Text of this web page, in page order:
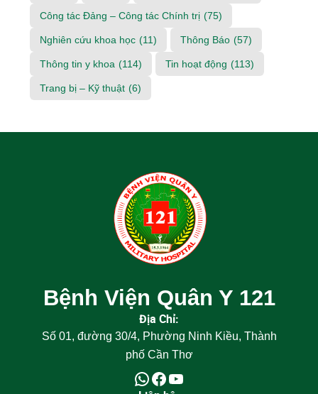
Công tác Đảng – Công tác Chính trị (75)
Nghiên cứu khoa học (11) Thông Báo (57)
Thông tin y khoa (114) Tin hoạt động (113)
Trang bị – Kỹ thuật (6)
Bệnh Viện Quân Y 121
Địa Chỉ:
Số 01, đường 30/4, Phường Ninh Kiều, Thành
phố Cần Thơ